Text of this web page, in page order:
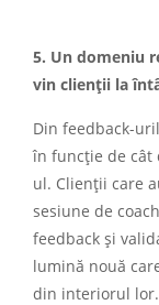
5. Un domeniu
vin clienții la
Din feedback-
în funcție de cât
ul. Clienții care
sesiune de
feedback și
lumină nouă
din interiorul lor.